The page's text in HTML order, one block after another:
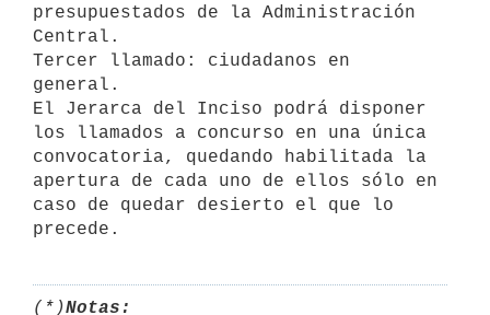
presupuestados de la Administración
Central.
Tercer llamado: ciudadanos en
general.
El Jerarca del Inciso podrá disponer
los llamados a concurso en una única
convocatoria, quedando habilitada la
apertura de cada uno de ellos sólo en
caso de quedar desierto el que lo
(*)Notas: